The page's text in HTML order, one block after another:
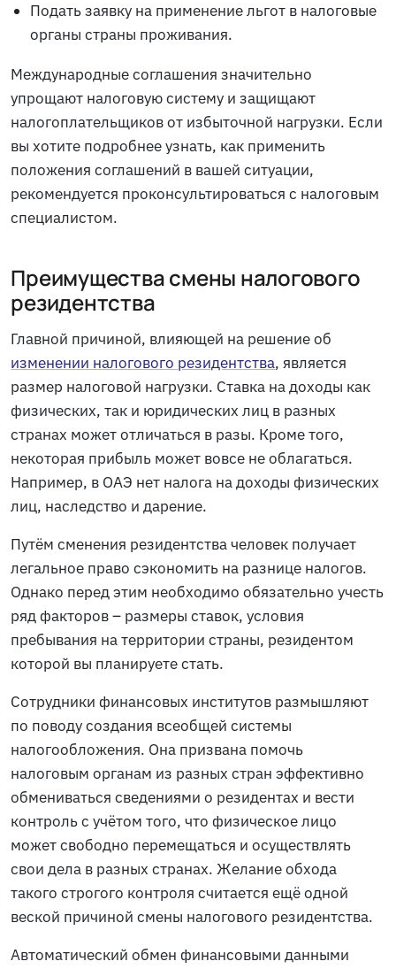
Подать заявку на применение льгот в налоговые
органы страны проживания.
Международные соглашения значительно
упрощают налоговую систему и защищают
налогоплательщиков от избыточной нагрузки. Если
вы хотите подробнее узнать, как применить
положения соглашений в вашей ситуации,
рекомендуется проконсультироваться с налоговым
специалистом.
Преимущества смены налогового
резидентства
Главной причиной, влияющей на решение об
изменении налогового резидентства, является
размер налоговой нагрузки. Ставка на доходы как
физических, так и юридических лиц в разных
странах может отличаться в разы. Кроме того,
некоторая прибыль может вовсе не облагаться.
Например, в ОАЭ нет налога на доходы физических
лиц, наследство и дарение.
Путём сменения резидентства человек получает
легальное право сэкономить на разнице налогов.
Однако перед этим необходимо обязательно учесть
ряд факторов – размеры ставок, условия
пребывания на территории страны, резидентом
которой вы планируете стать.
Сотрудники финансовых институтов размышляют
по поводу создания всеобщей системы
налогообложения. Она призвана помочь
налоговым органам из разных стран эффективно
обмениваться сведениями о резидентах и вести
контроль с учётом того, что физическое лицо
может свободно перемещаться и осуществлять
свои дела в разных странах. Желание обхода
такого строгого контроля считается ещё одной
веской причиной смены налогового резидентства.
Автоматический обмен финансовыми данными